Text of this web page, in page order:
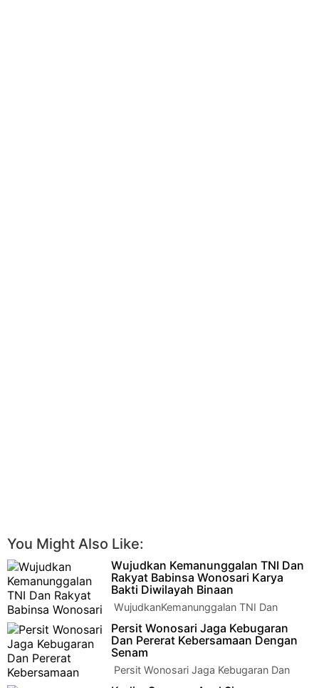
You Might Also Like:
Wujudkan Kemanunggalan TNI Dan
Rakyat Babinsa Wonosari Karya
Bakti Diwilayah Binaan
WujudkanKemanunggalan TNI Dan
Rakyat Babinsa Wonosari Karya Bakti
Diwilayah Binaan Klaten - Serda Agus Triyono Babinsa…
Persit Wonosari Jaga Kebugaran
Dan Pererat Kebersamaan Dengan
Senam
Persit Wonosari Jaga Kebugaran Dan
Pererat Kebersamaan Dengan